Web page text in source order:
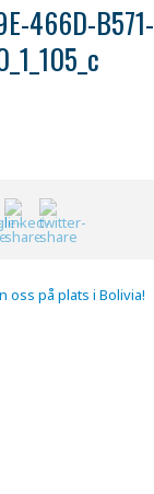
466D-B571-
oss på plats i Bolivia!